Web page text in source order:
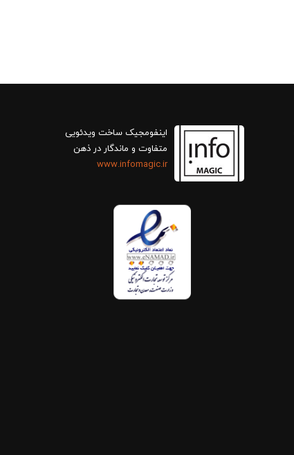
اینفومجیک ساخت ویدئویی
متفاوت و ماندگار در ذهن
www.infomagic.ir